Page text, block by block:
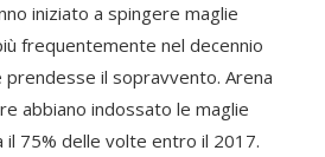
iniziato a spingere maglie
frequentemente nel decennio
prendesse il sopravvento. Arena
abbiano indossato le maglie
il 75% delle volte entro il 2017.